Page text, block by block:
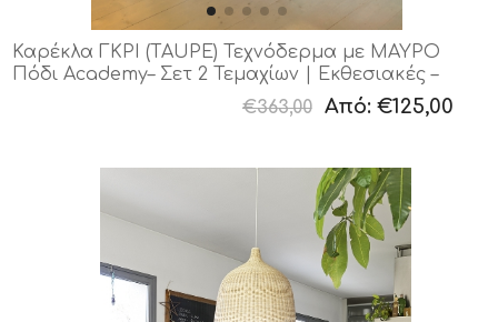
Καρέκλα ΓΚΡΙ (TAUPE) Τεχνόδερμα με ΜΑΥΡΟ
Πόδι Academy– Σετ 2 Τεμαχίων | Εκθεσιακές –
€363,00 Από: €125,00